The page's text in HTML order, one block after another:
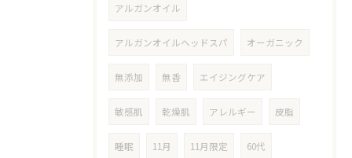
アルガンオイル
アルガンオイルヘッドスパ オーガニック
無添加 無香 エイジングケア
敏感肌 乾燥肌 アレルギー 皮脂
睡眠 11月 11月限定 60代